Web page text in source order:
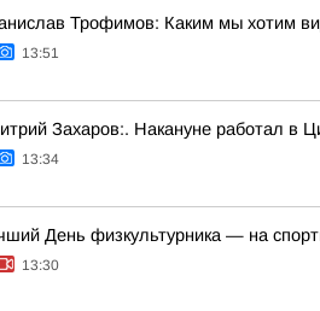
Трофимов: Каким мы хотим
13:51
Захаров:. Накануне работал в
13:34
День физкультурника — на
13:30